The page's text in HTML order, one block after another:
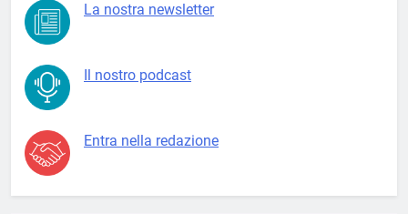
La nostra newsletter
Il nostro podcast
Entra nella redazione